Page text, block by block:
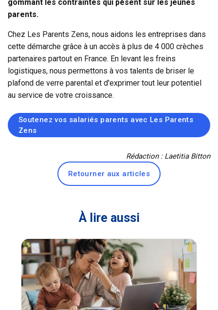
gommant les contraintes qui pèsent sur les jeunes
parents.
Chez Les Parents Zens, nous aidons les entreprises dans
cette démarche grâce à un accès à plus de 4 000 crèches
partenaires partout en France. En levant les freins
logistiques, nous permettons à vos talents de briser le
plafond de verre parental et d'exprimer tout leur potentiel
au service de votre croissance.
Soutenez vos salariés parents avec Les Parents
Zens
Rédaction : Laetitia Bitton
Retourner aux articles
À lire aussi